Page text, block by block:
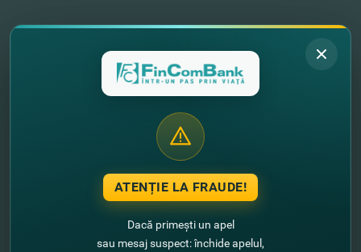
ATENȚIE LA FRAUDE!
Dacă primești un apel
sau mesaj suspect: închide apelul,